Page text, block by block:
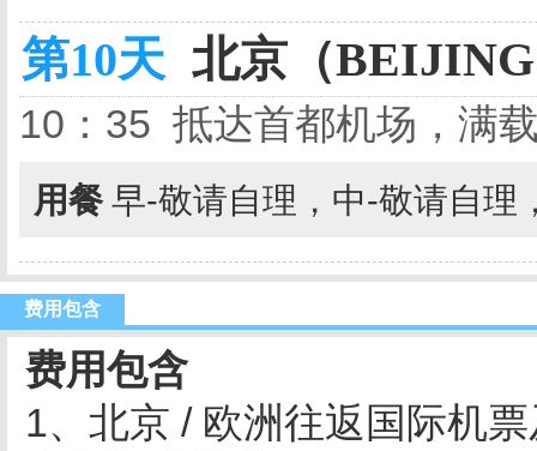
第10天 北京（
10：35 抵达首都机场，满
用餐 早-敬请自理，中-敬请自理
费用包含
费用包含
1、北京 / 欧洲往返国际机